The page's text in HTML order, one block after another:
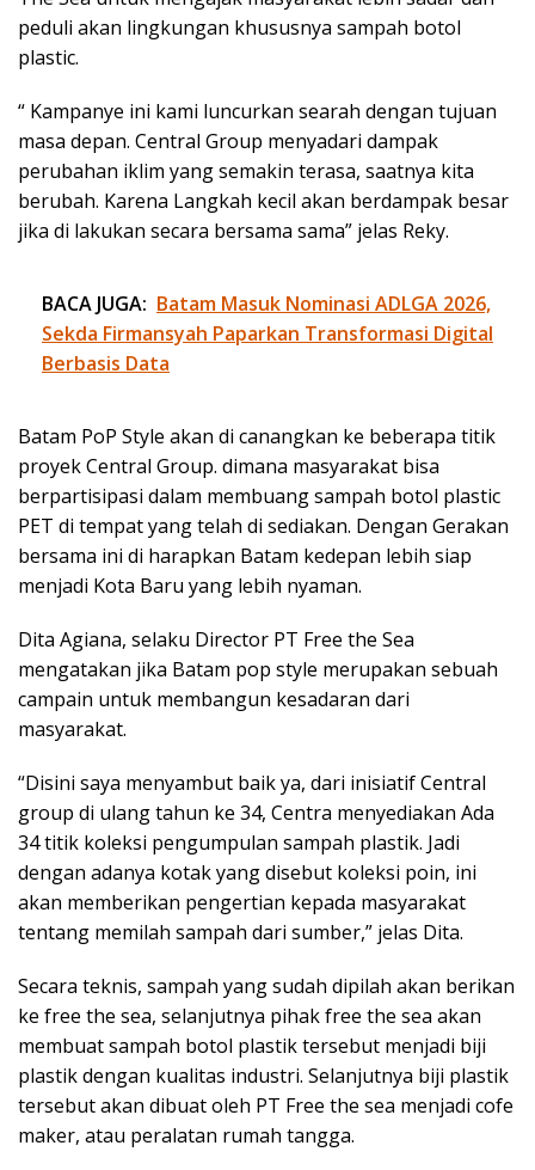
peduli akan lingkungan khususnya sampah botol
plastic.
“ Kampanye ini kami luncurkan searah dengan tujuan
masa depan. Central Group menyadari dampak
perubahan iklim yang semakin terasa, saatnya kita
berubah. Karena Langkah kecil akan berdampak besar
jika di lakukan secara bersama sama” jelas Reky.
BACA JUGA: Batam Masuk Nominasi ADLGA 2026,
Sekda Firmansyah Paparkan Transformasi Digital
Berbasis Data
Batam PoP Style akan di canangkan ke beberapa titik
proyek Central Group. dimana masyarakat bisa
berpartisipasi dalam membuang sampah botol plastic
PET di tempat yang telah di sediakan. Dengan Gerakan
bersama ini di harapkan Batam kedepan lebih siap
menjadi Kota Baru yang lebih nyaman.
Dita Agiana, selaku Director PT Free the Sea
mengatakan jika Batam pop style merupakan sebuah
campain untuk membangun kesadaran dari
masyarakat.
“Disini saya menyambut baik ya, dari inisiatif Central
group di ulang tahun ke 34, Centra menyediakan Ada
34 titik koleksi pengumpulan sampah plastik. Jadi
dengan adanya kotak yang disebut koleksi poin, ini
akan memberikan pengertian kepada masyarakat
tentang memilah sampah dari sumber,” jelas Dita.
Secara teknis, sampah yang sudah dipilah akan berikan
ke free the sea, selanjutnya pihak free the sea akan
membuat sampah botol plastik tersebut menjadi biji
plastik dengan kualitas industri. Selanjutnya biji plastik
tersebut akan dibuat oleh PT Free the sea menjadi cofe
maker, atau peralatan rumah tangga.